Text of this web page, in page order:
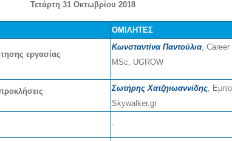
Τετάρτη 31 Οκτωβρίου 2018
ΟΜΙΛΗΤΕΣ
εργασίας
Κωνσταντίνα Παντούλια,
MSc, UGROW
Σωτήρης Χατζηιωαννίδης,
Skywalker.gr
-